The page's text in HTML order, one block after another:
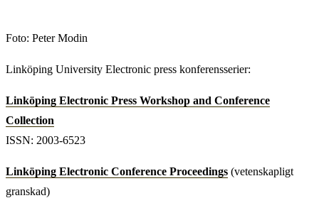
Foto: Peter Modin
Linköping University Electronic press konferensserier:
Linköping Electronic Press Workshop and Conference
Collection
ISSN: 2003-6523
Linköping Electronic Conference Proceedings (vetenskapligt
granskad)